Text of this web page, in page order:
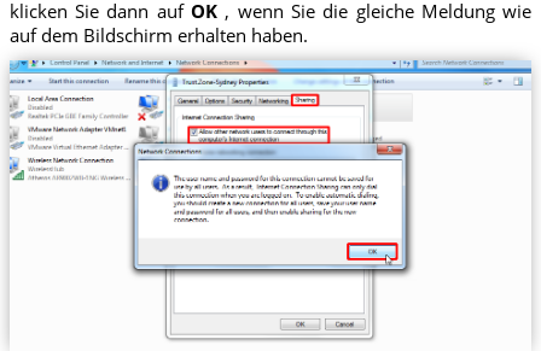
klicken Sie dann auf OK, wenn Sie die gleiche Meldung wie
auf dem Bildschirm erhalten haben.